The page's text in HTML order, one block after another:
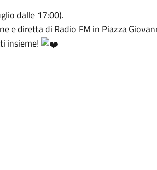
dalle 17:00).
e diretta di Radio FM in Piazza
insieme!